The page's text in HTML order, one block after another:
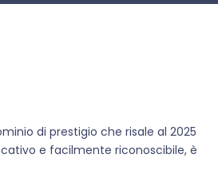
di prestigio che risale al 2025
e facilmente riconoscibile, è